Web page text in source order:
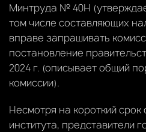
Минтруда № 40Н
том числе составляющих
вправе запрашивать
постановление
2024 г. (описывает общий
комиссии).
Несмотря на короткий срок
института, представители